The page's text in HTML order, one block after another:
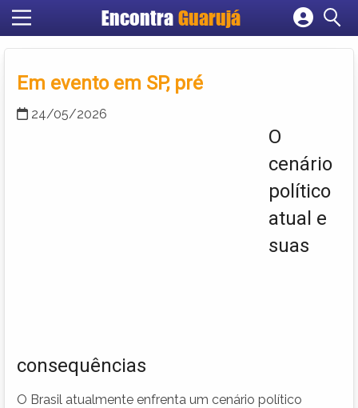
Encontra Guarujá
Cadastrar empresa
Criar conta
Em evento em SP, pré
24/05/2026
O
cenário
político
atual e
suas
consequências
O Brasil atualmente enfrenta um cenário político